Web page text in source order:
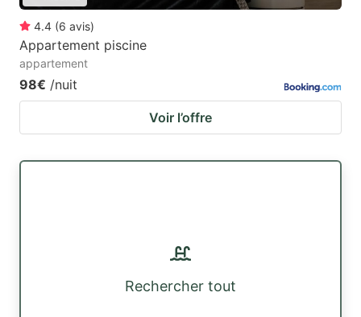
4.4 (6 avis)
Appartement piscine
appartement
98€ /nuit
Voir l’offre
Rechercher tout